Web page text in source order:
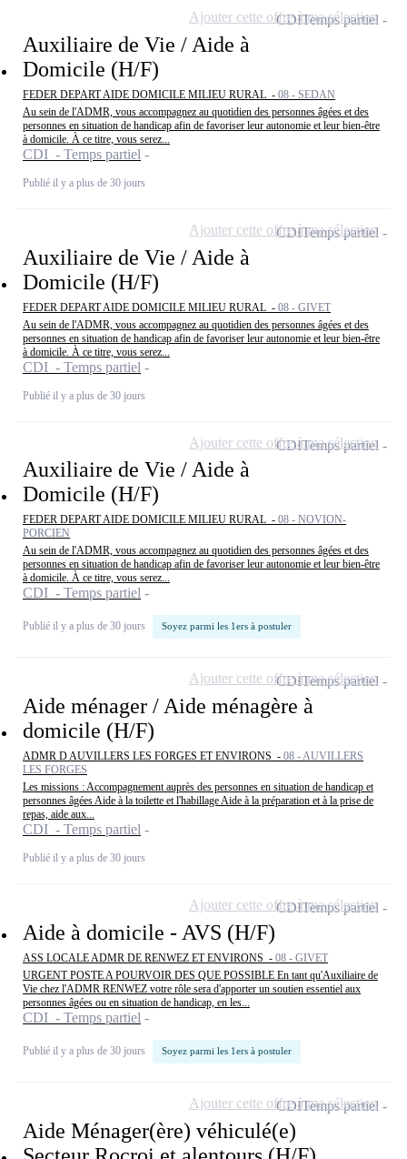
Auxiliaire de Vie / Aide à
Domicile (H/F)
FEDER DEPART AIDE DOMICILE MILIEU RURAL - 08 - SEDAN
Au sein de l'ADMR, vous accompagnez au quotidien des personnes âgées et des
personnes en situation de handicap afin de favoriser leur autonomie et leur bien-être
à domicile. À ce titre, vous serez...
CDI - Temps partiel
Publié il y a plus de 30 jours
CDITemps partiel
Ajouter cette offre à ma sélection
Auxiliaire de Vie / Aide à
Domicile (H/F)
FEDER DEPART AIDE DOMICILE MILIEU RURAL - 08 - GIVET
Au sein de l'ADMR, vous accompagnez au quotidien des personnes âgées et des
personnes en situation de handicap afin de favoriser leur autonomie et leur bien-être
à domicile. À ce titre, vous serez...
CDI - Temps partiel
Publié il y a plus de 30 jours
CDITemps partiel
Ajouter cette offre à ma sélection
Auxiliaire de Vie / Aide à
Domicile (H/F)
FEDER DEPART AIDE DOMICILE MILIEU RURAL - 08 - NOVION-
PORCIEN
Au sein de l'ADMR, vous accompagnez au quotidien des personnes âgées et des
personnes en situation de handicap afin de favoriser leur autonomie et leur bien-être
à domicile. À ce titre, vous serez...
CDI - Temps partiel
Publié il y a plus de 30 jours Soyez parmi les 1ers à postuler
CDITemps partiel
Ajouter cette offre à ma sélection
Aide ménager / Aide ménagère à
domicile (H/F)
ADMR D AUVILLERS LES FORGES ET ENVIRONS - 08 - AUVILLERS
LES FORGES
Les missions : Accompagnement auprès des personnes en situation de handicap et
personnes âgées Aide à la toilette et l'habillage Aide à la préparation et à la prise de
repas, aide aux...
CDI - Temps partiel
Publié il y a plus de 30 jours
CDITemps partiel
Ajouter cette offre à ma sélection
Aide à domicile - AVS (H/F)
ASS LOCALE ADMR DE RENWEZ ET ENVIRONS - 08 - GIVET
URGENT POSTE A POURVOIR DES QUE POSSIBLE En tant qu'Auxiliaire de
Vie chez l'ADMR RENWEZ votre rôle sera d'apporter un soutien essentiel aux
personnes âgées ou en situation de handicap, en les...
CDI - Temps partiel
Publié il y a plus de 30 jours Soyez parmi les 1ers à postuler
CDITemps partiel
Ajouter cette offre à ma sélection
Aide Ménager(ère) véhiculé(e)
CDITemps partiel
Ajouter cette offre à ma sélection